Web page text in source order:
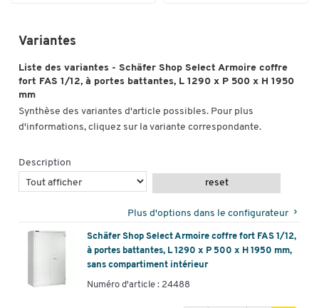
Variantes
Liste des variantes - Schäfer Shop Select Armoire coffre
fort FAS 1/12, à portes battantes, L 1290 x P 500 x H 1950
mm
Synthèse des variantes d'article possibles. Pour plus
d'informations, cliquez sur la variante correspondante.
Description
reset
Plus d'options dans le configurateur
Schäfer Shop Select Armoire coffre fort FAS 1/12,
à portes battantes, L 1290 x P 500 x H 1950 mm,
sans compartiment intérieur
Numéro d'article : 24488